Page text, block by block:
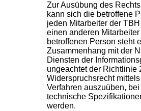
Zur Ausübung des
kann sich die betroffene
jeden Mitarbeiter der
einen anderen
betroffenen Person steht
Zusammenhang mit der
Diensten der
ungeachtet der Richtlinie
Widerspruchsrecht
Verfahren auszuüben,
technische
werden.